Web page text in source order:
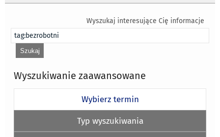
Wyszukaj interesujące Cię informacje
Wyszukiwanie zaawansowane
Wybierz termin
Typ wyszukiwania